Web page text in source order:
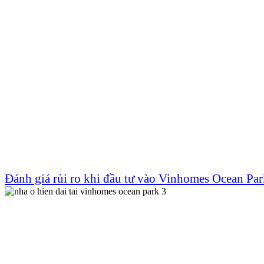
Đánh giá rủi ro khi đầu tư vào Vinhomes Ocean